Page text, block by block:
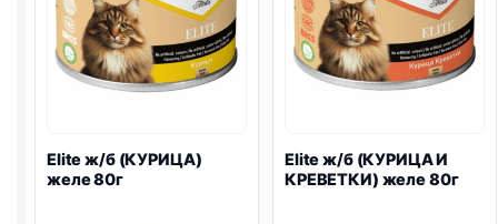
Elite ж/б (КУРИЦА)
желе 80г
Elite ж/б (КУРИЦА И
КРЕВЕТКИ) желе 80г